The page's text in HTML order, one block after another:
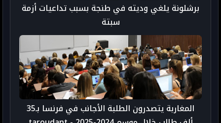
برشلونة يلغي وديته في طنجة بسبب تداعيات أزمة
سبتة
المغاربة يتصدرون الطلبة الأجانب في فرنسا بـ35